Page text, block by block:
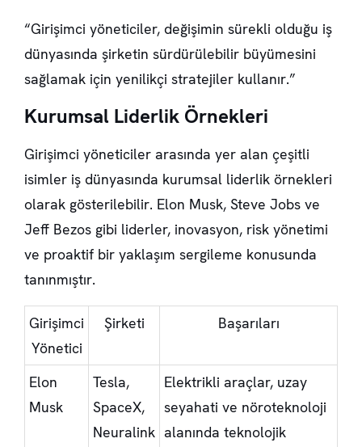
“Girişimci yöneticiler, değişimin sürekli olduğu iş
dünyasında şirketin sürdürülebilir büyümesini
sağlamak için yenilikçi stratejiler kullanır.”
Kurumsal Liderlik Örnekleri
Girişimci yöneticiler arasında yer alan çeşitli
isimler iş dünyasında kurumsal liderlik örnekleri
olarak gösterilebilir. Elon Musk, Steve Jobs ve
Jeff Bezos gibi liderler, inovasyon, risk yönetimi
ve proaktif bir yaklaşım sergileme konusunda
tanınmıştır.
Girişimci
Yönetici
Şirketi Başarıları
Elon
Musk
Tesla,
SpaceX,
Neuralink
Elektrikli araçlar, uzay
seyahati ve nöroteknoloji
alanında teknolojik